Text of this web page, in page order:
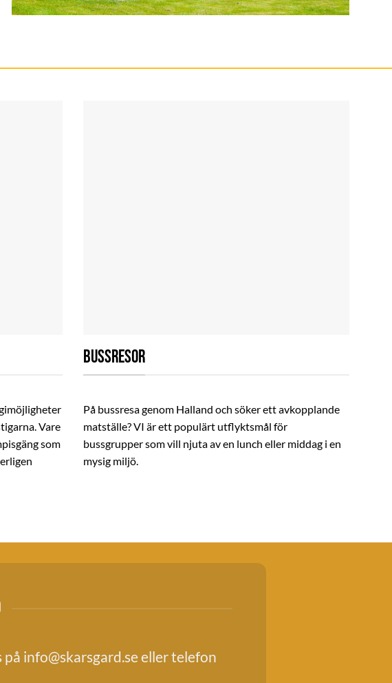
Vare
som
BUSSRESOR
På bussresa genom Halland och söker ett avkopplande
matställe? VI är ett populärt utflyktsmål för
bussgrupper som vill njuta av en lunch eller middag i en
mysig miljö.
på info@skarsgard.seeller telefon